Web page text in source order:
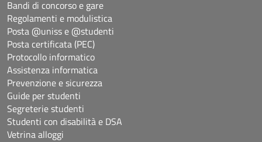
Bandi di concorso e gare
Regolamenti e modulistica
Posta @uniss e @studenti
Posta certificata (PEC)
Protocollo informatico
Assistenza informatica
Prevenzione e sicurezza
Guide per studenti
Segreterie studenti
Studenti con disabilità e DSA
Vetrina alloggi